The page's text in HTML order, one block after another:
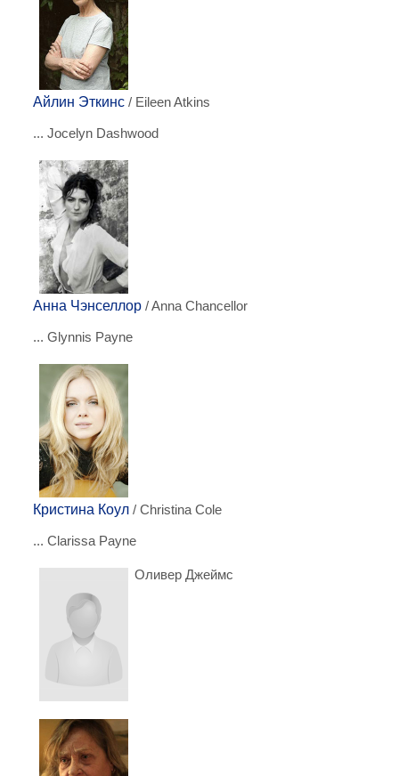
Айлин Эткинс / Eileen Atkins
... Jocelyn Dashwood
Анна Чэнселлор / Anna Chancellor
... Glynnis Payne
Кристина Коул / Christina Cole
... Clarissa Payne
Оливер Джеймс